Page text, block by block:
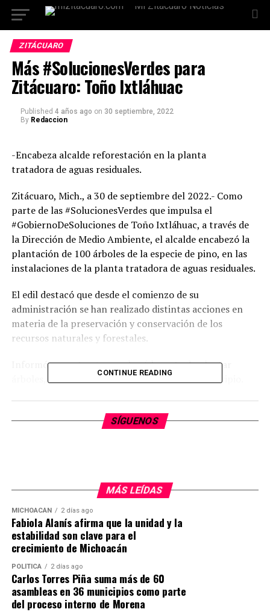
ZITÁCUARO
Más #SolucionesVerdes para
Zitácuaro: Toño Ixtláhuac
Published 4 años ago on 30 septiembre, 2022
By Redaccion
-Encabeza alcalde reforestación en la planta
tratadora de aguas residuales.
Zitácuaro, Mich., a 30 de septiembre del 2022.- Como
parte de las #SolucionesVerdes que impulsa el
#GobiernoDeSoluciones de Toño Ixtláhuac, a través de
la Dirección de Medio Ambiente, el alcalde encabezó la
plantación de 100 árboles de la especie de pino, en las
instalaciones de la planta tratadora de aguas residuales.
El edil destacó que desde el comienzo de su
administración se han realizado distintas acciones en
materia de la preservación y conservación de los
recursos naturales y forestales.
Informó que este año se rebasó la meta de plantar
árboles, con 180 mil sembrados en todo el municipio.
Refrendó que su gobierno articula acciones con ONGS y
los diferentes niveles de gobierno, para proteger
preparatoria Melchor Ocampo y vecinos de las colonias
Comparte con:
CONTINUE READING
SÍGUENOS
MÁS LEÍDAS
MICHOACÁN 2 días ago
Fabiola Alanís afirma que la unidad y la
estabilidad son clave para el
crecimiento de Michoacán
POLÍTICA 2 días ago
Carlos Torres Piña suma más de 60
asambleas en 36 municipios como parte
del proceso interno de Morena